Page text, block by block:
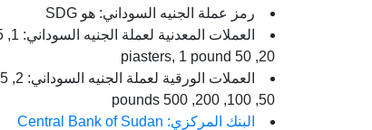
رمز عملة الجنيه السوداني: هو SDG
20, 50 piasters, 1 pound
50, 100, 200, 500 pounds
البنك المركزي: Central Bank of Sudan